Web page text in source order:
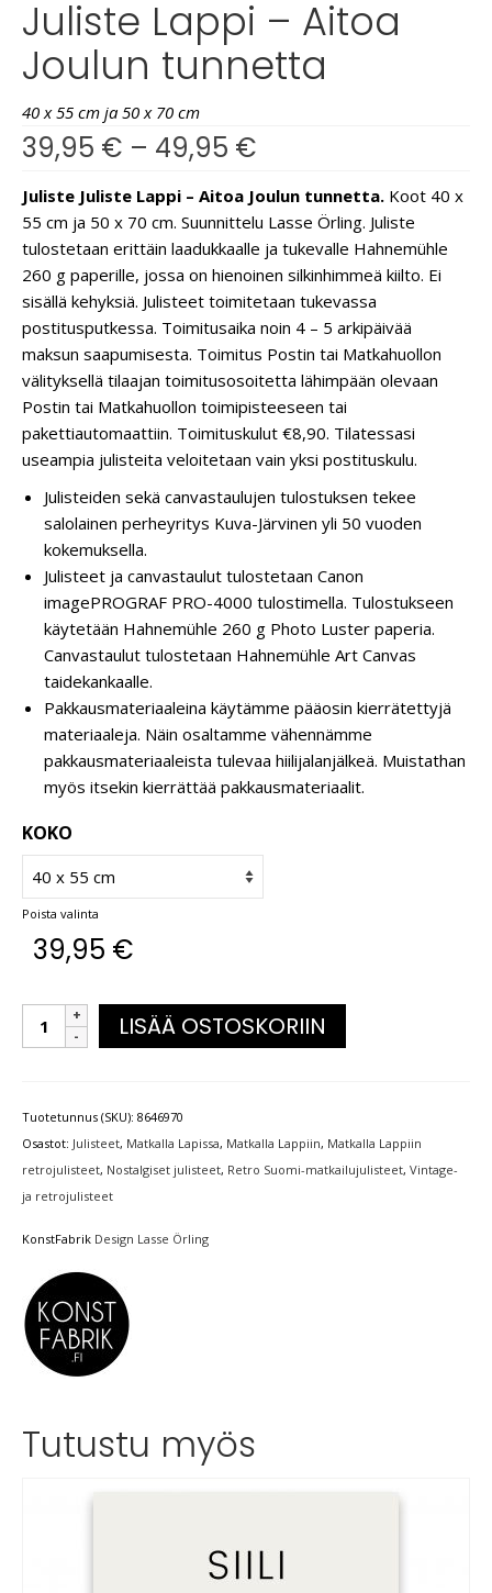
Juliste Lappi – Aitoa
Joulun tunnetta
40 x 55 cm ja 50 x 70 cm
39,95 € – 49,95 €
Juliste Juliste Lappi – Aitoa Joulun tunnetta. Koot 40 x
55 cm ja 50 x 70 cm. Suunnittelu Lasse Örling. Juliste
tulostetaan erittäin laadukkaalle ja tukevalle Hahnemühle
260 g paperille, jossa on hienoinen silkinhimmeä kiilto. Ei
sisällä kehyksiä. Julisteet toimitetaan tukevassa
postitusputkessa. Toimitusaika noin 4 – 5 arkipäivää
maksun saapumisesta. Toimitus Postin tai Matkahuollon
välityksellä tilaajan toimitusosoitetta lähimpään olevaan
Postin tai Matkahuollon toimipisteeseen tai
pakettiautomaattiin. Toimituskulut €8,90. Tilatessasi
useampia julisteita veloitetaan vain yksi postituskulu.
Julisteiden sekä canvastaulujen tulostuksen tekee
salolainen perheyritys Kuva-Järvinen yli 50 vuoden
kokemuksella.
Julisteet ja canvastaulut tulostetaan Canon
imagePROGRAF PRO-4000 tulostimella. Tulostukseen
käytetään Hahnemühle 260 g Photo Luster paperia.
Canvastaulut tulostetaan Hahnemühle Art Canvas
taidekankaalle.
Pakkausmateriaaleina käytämme pääosin kierrätettyjä
materiaaleja. Näin osaltamme vähennämme
pakkausmateriaaleista tulevaa hiilijalanjälkeä. Muistathan
myös itsekin kierrättää pakkausmateriaalit.
KOKO
Poista valinta
39,95 €
LISÄÄ OSTOSKORIIN
Tuotetunnus (SKU): 8646970
Osastot: Julisteet, Matkalla Lapissa, Matkalla Lappiin, Matkalla Lappiin
retrojulisteet, Nostalgiset julisteet, Retro Suomi-matkailujulisteet, Vintage-
ja retrojulisteet
KonstFabrik Design Lasse Örling
Tutustu myös